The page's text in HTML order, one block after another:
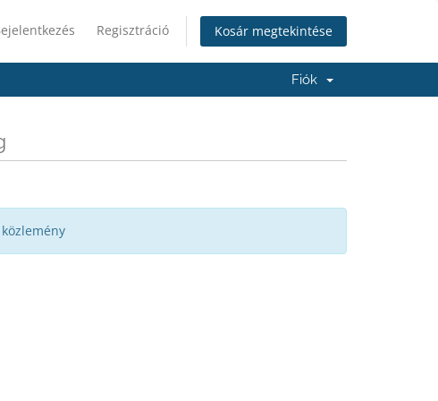
Regisztráció Kosár megtekintése
Fiók